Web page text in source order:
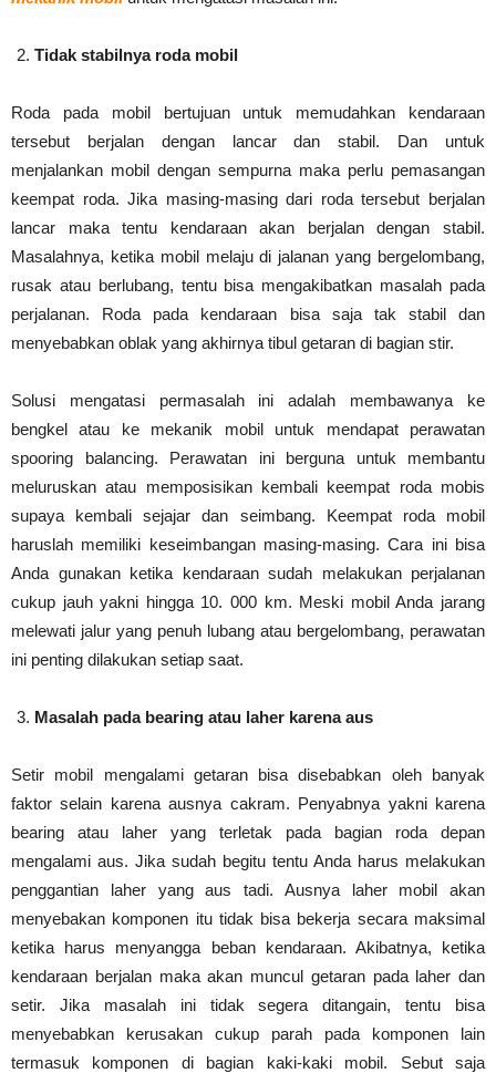
Tidak stabilnya roda mobil
Roda pada mobil bertujuan untuk memudahkan kendaraan
tersebut berjalan dengan lancar dan stabil. Dan untuk
menjalankan mobil dengan sempurna maka perlu pemasangan
keempat roda. Jika masing-masing dari roda tersebut berjalan
lancar maka tentu kendaraan akan berjalan dengan stabil.
Masalahnya, ketika mobil melaju di jalanan yang bergelombang,
rusak atau berlubang, tentu bisa mengakibatkan masalah pada
perjalanan. Roda pada kendaraan bisa saja tak stabil dan
menyebabkan oblak yang akhirnya tibul getaran di bagian stir.
Solusi mengatasi permasalah ini adalah membawanya ke
bengkel atau ke mekanik mobil untuk mendapat perawatan
spooring balancing. Perawatan ini berguna untuk membantu
meluruskan atau memposisikan kembali keempat roda mobis
supaya kembali sejajar dan seimbang. Keempat roda mobil
haruslah memiliki keseimbangan masing-masing. Cara ini bisa
Anda gunakan ketika kendaraan sudah melakukan perjalanan
cukup jauh yakni hingga 10. 000 km. Meski mobil Anda jarang
melewati jalur yang penuh lubang atau bergelombang, perawatan
ini penting dilakukan setiap saat.
Masalah pada bearing atau laher karena aus
Setir mobil mengalami getaran bisa disebabkan oleh banyak
faktor selain karena ausnya cakram. Penyabnya yakni karena
bearing atau laher yang terletak pada bagian roda depan
mengalami aus. Jika sudah begitu tentu Anda harus melakukan
penggantian laher yang aus tadi. Ausnya laher mobil akan
menyebakan komponen itu tidak bisa bekerja secara maksimal
ketika harus menyangga beban kendaraan. Akibatnya, ketika
kendaraan berjalan maka akan muncul getaran pada laher dan
setir. Jika masalah ini tidak segera ditangain, tentu bisa
menyebabkan kerusakan cukup parah pada komponen lain
termasuk komponen di bagian kaki-kaki mobil. Sebut saja